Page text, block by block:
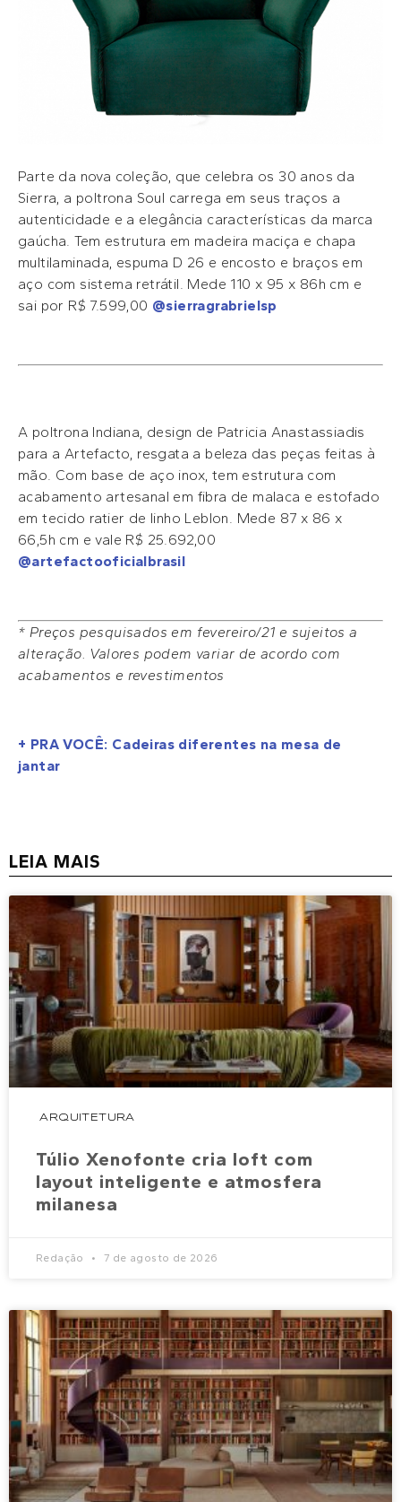
Parte da nova coleção, que celebra os 30 anos da
Sierra, a poltrona Soul carrega em seus traços a
autenticidade e a elegância características da marca
gaúcha. Tem estrutura em madeira maciça e chapa
multilaminada, espuma D 26 e encosto e braços em
aço com sistema retrátil. Mede 110 x 95 x 86h cm e
sai por R$ 7.599,00 @sierragrabrielsp
A poltrona Indiana, design de Patricia Anastassiadis
para a Artefacto, resgata a beleza das peças feitas à
mão. Com base de aço inox, tem estrutura com
acabamento artesanal em fibra de malaca e estofado
em tecido ratier de linho Leblon. Mede 87 x 86 x
66,5h cm e vale R$ 25.692,00
@artefactooficialbrasil
* Preços pesquisados em fevereiro/21 e sujeitos a
alteração. Valores podem variar de acordo com
acabamentos e revestimentos
+ PRA VOCÊ: Cadeiras diferentes na mesa de
jantar
LEIA MAIS
ARQUITETURA
Túlio Xenofonte cria loft com
layout inteligente e atmosfera
milanesa
Redação 7 de agosto de 2026